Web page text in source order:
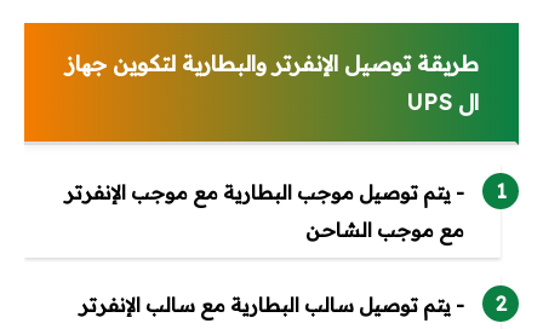
طريقة توصيل الإنفرتر والبطارية لتكوين جھاز
ال UPS
- يتم توصيل موجب البطارية مع موجب الإنفرتر
مع موجب الشاحن
- يتم توصيل سالب البطارية مع سالب الإنفرتر